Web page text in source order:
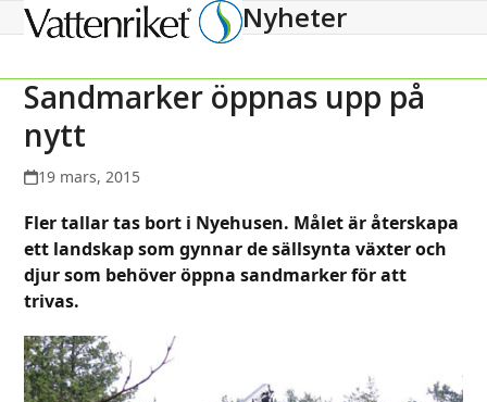
Open
menu
Close
menu
Nyheter
Sandmarker öppnas upp på
nytt
19 mars, 2015
Fler tallar tas bort i Nyehusen. Målet är återskapa
ett landskap som gynnar de sällsynta växter och
djur som behöver öppna sandmarker för att
trivas.